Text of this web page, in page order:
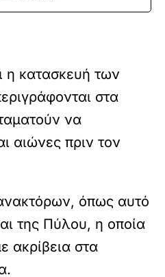
η κατασκευή των
στα
να
αιώνες πριν τον
όπως αυτό
της Πύλου, η οποία
ακρίβεια στα